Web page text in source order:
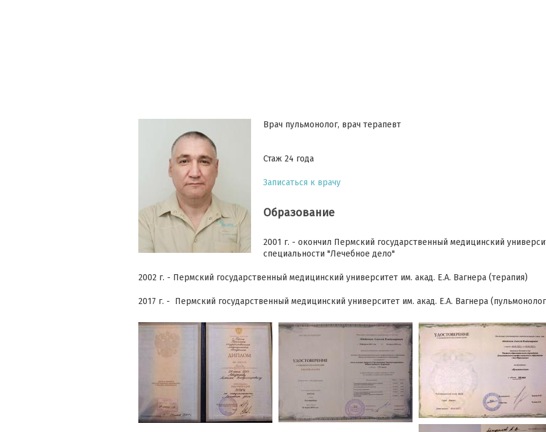
Врач пульмонолог, врач терапевт
Стаж 24 года
Записаться к врачу
Образование
2001 г. - окончил Пермский государственный медицинский
специальности "Лечебное дело"
2002 г. - Пермский государственный медицинский университет им. акад. Е.А. Вагнера (терапия)
2017 г. - Пермский государственный медицинский университет им. акад. Е.А. Вагнера